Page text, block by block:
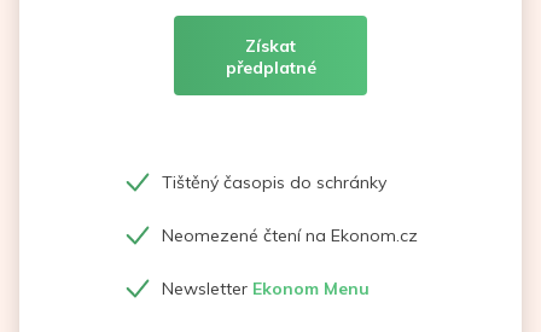
Získat
předplatné
Tištěný časopis do schránky
Neomezené čtení na Ekonom.cz
Newsletter Ekonom Menu